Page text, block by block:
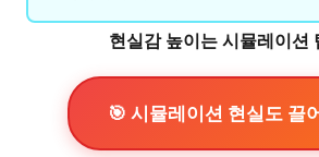
현실감 높이는 시뮬레이션
🎯 시뮬레이션 현실도 끌